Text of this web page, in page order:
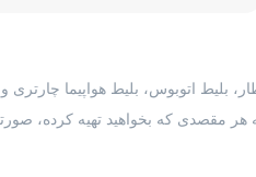
بلیط اتوبوس، بلیط هواپیما
هر مقصدی که بخواهید تهیه کرده،